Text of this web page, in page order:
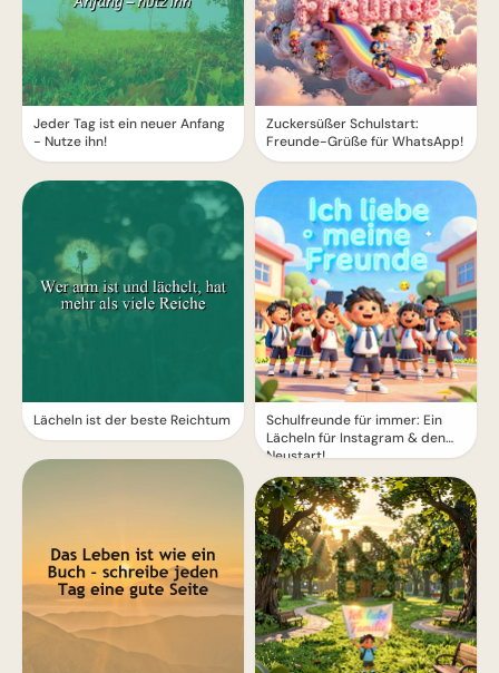
Jeder Tag ist ein neuer Anfang
- Nutze ihn!
Lächeln ist der beste Reichtum
Zuckersüßer Schulstart:
Freunde-Grüße für WhatsApp!
Schulfreunde für immer: Ein
Lächeln für Instagram & den
Neustart!